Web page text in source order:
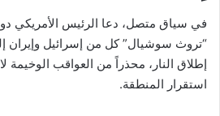
في سياق متصل، دعا الرئيس الأمريكي
“تروث سوشيال” كل من إسرائيل وإيران
إطلاق النار، محذراً من العواقب الوخيمة
استقرار المنطقة.